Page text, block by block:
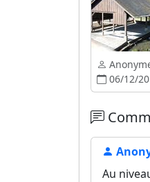
06/12/
Au